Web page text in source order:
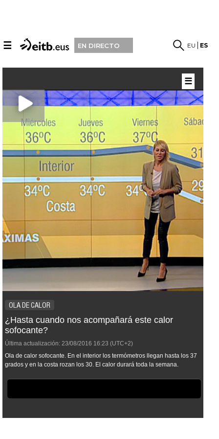
☰ EN DIRECTO EU ES
OLA DE CALOR
¿Hasta cuando nos acompañará este calor
sofocante?
Última actualización: 23/08/2016 16:23 (UTC+2)
Ola de calor sofocante. En el interior los termómetros llegan hasta los 37
grados y en la costa rozan los 30. El calor durará toda la semana.
☰